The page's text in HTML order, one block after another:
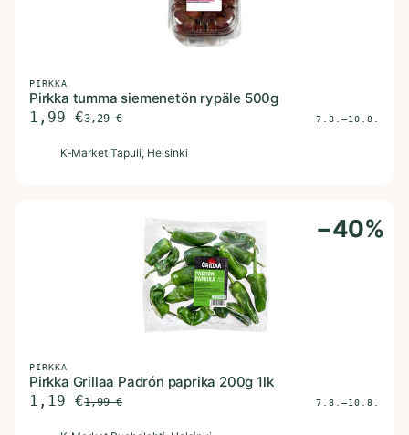
PIRKKA
Pirkka tumma siemenetön rypäle 500g
1,99 €3,29€ 7.8.–10.8.
K‑Market Tapuli, Helsinki
−40%
PIRKKA
Pirkka Grillaa Padrón paprika 200g 1lk
1,19 €1,99€ 7.8.–10.8.